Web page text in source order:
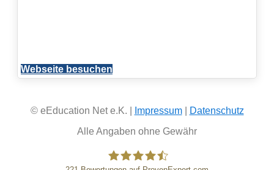
Webseite besuchen
© eEducation Net e.K. | Impressum|
Datenschutz
Alle Angaben ohne Gewähr